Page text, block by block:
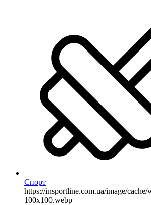
Спорт
https://insportline.com.ua/image/
100x100.webp